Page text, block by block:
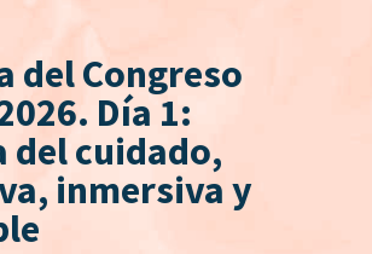
del Congreso
Día 1:
del cuidado,
inmersiva y